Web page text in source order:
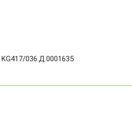
036.Д.0001635